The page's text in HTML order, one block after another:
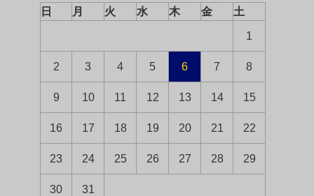
日 月 火 水 木 金 土
1
2 3 4 5 6 7 8
9 10 11 12 13 14 15
16 17 18 19 20 21 22
23 24 25 26 27 28 29
30 31